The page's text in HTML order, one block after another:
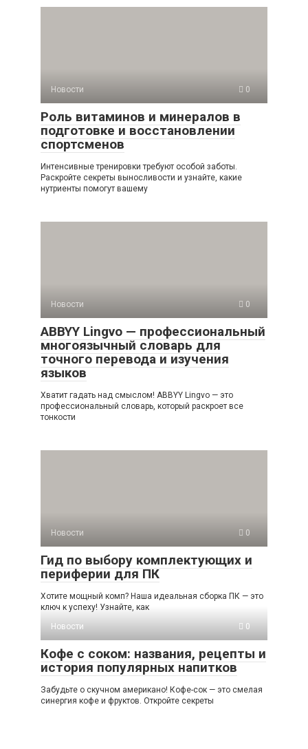
Новости 0
Роль витаминов и минералов в
подготовке и восстановлении
спортсменов
Интенсивные тренировки требуют особой заботы.
Раскройте секреты выносливости и узнайте, какие
нутриенты помогут вашему
Новости 0
ABBYY Lingvo — профессиональный
многоязычный словарь для
точного перевода и изучения
языков
Хватит гадать над смыслом! ABBYY Lingvo — это
профессиональный словарь, который раскроет все
тонкости
Новости 0
Гид по выбору комплектующих и
периферии для ПК
Хотите мощный комп? Наша идеальная сборка ПК — это
ключ к успеху! Узнайте, как
Новости
0
Кофе с соком: названия, рецепты и
история популярных напитков
Забудьте о скучном американо! Кофе-сок — это смелая
синергия кофе и фруктов. Откройте секреты